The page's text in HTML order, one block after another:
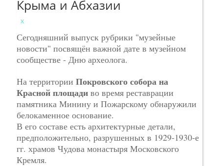
Крыма и Абхазии
X
Сегодняшний выпуск рубрики "музейные
новости" посвящён важной дате в музейном
сообществе - Дню археолога.
На территории Покровского собора на
Красной площади во время реставрации
памятника Минину и Пожарскому обнаружили
белокаменное основание.
В его составе есть архитектурные детали,
предположительно, разрушенных в 1929-1930-е
гг. храмов Чудова монастыря Московского
Кремля.